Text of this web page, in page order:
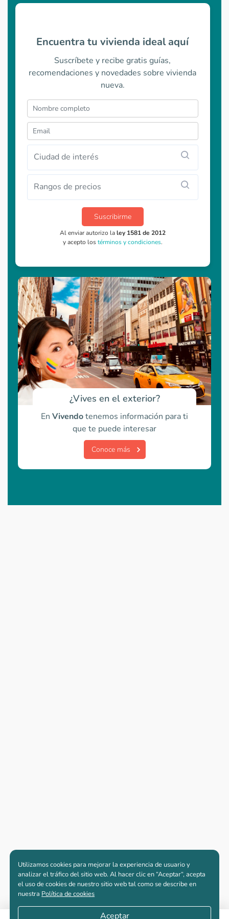
Encuentra tu vivienda ideal aquí
Suscríbete y recibe gratis guías,
recomendaciones y novedades sobre vivienda
nueva.
Ciudad de interés
Rangos de precios
Suscribirme
Al enviar autorizo laley 1581 de 2012
y acepto lostérminos y condiciones.
¿Vives en el exterior?
En Vivendotenemos información para ti
que te puede interesar
Conoce más
Utilizamos cookies para mejorar la experiencia de usuario y
analizar el tráfico del sitio web. Al hacer clic en “Aceptar“, acepta
el uso de cookies de nuestro sitio web tal como se describe en
nuestra Política de cookies
Aceptar